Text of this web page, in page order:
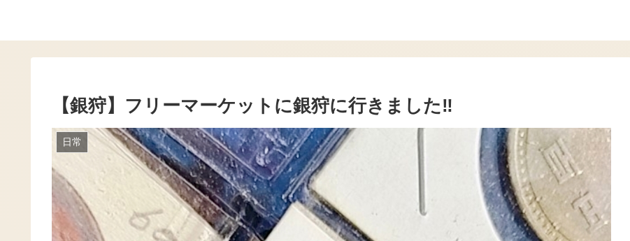
【銀狩】フリーマーケットに銀狩に行きました‼️
日常